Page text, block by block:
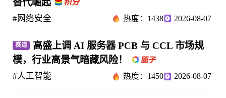
#网络安全 热度：1438 2026-08-07
赛道
高盛上调 AI 服务器 PCB 与 CCL 市场规
模，行业高景气暗藏风险！
#人工智能 热度：1450 2026-08-07